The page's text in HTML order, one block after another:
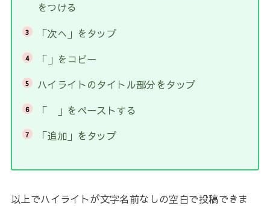
をつける
「次へ」をタップ
「ㅤ」をコピー
ハイライトのタイトル部分をタップ
「 」をペーストする
「追加」をタップ
以上でハイライトが文字名前なしの空白で投稿できま